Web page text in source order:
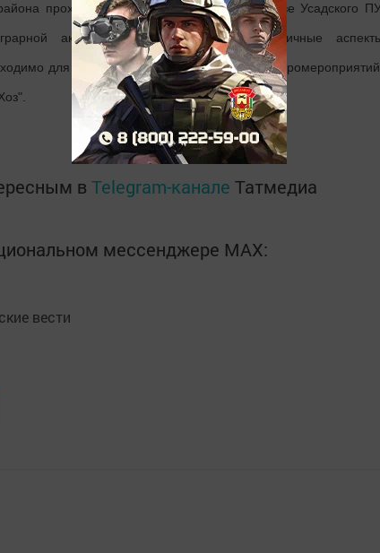
проходила в течение трех дней на базе Усадского
академии. Темой их стали различные
для успешного проведения весенних
в Telegram-канале Татмедиа
мессенджере MАХ:
вести